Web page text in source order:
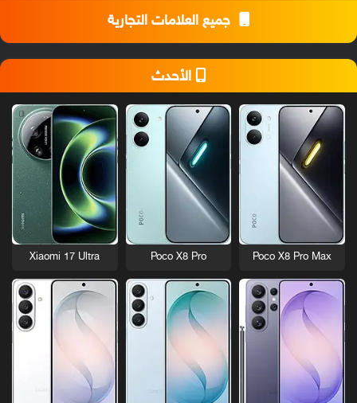
جميع العلامات التجارية
الأحدث
Poco X8 Pro Max
Poco X8 Pro
Xiaomi 17 Ultra